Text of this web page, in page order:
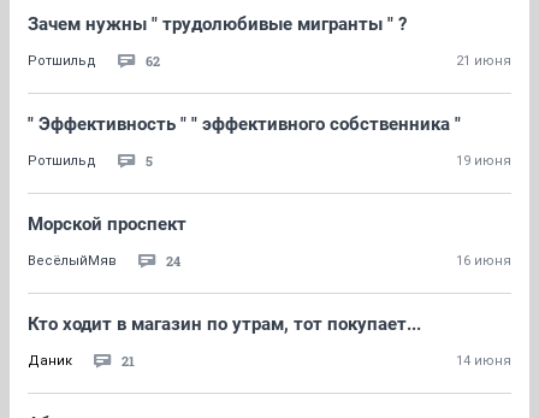
Зачем нужны " трудолюбивые мигранты " ?
Ротшильд 62 21 июня
" Эффективность " " эффективного собственника "
Ротшильд 5 19 июня
Морской проспект
ВесёлыйМяв 24 16 июня
Кто ходит в магазин по утрам, тот покупает...
Даник 21 14 июня